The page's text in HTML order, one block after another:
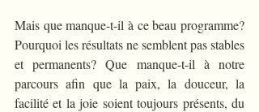
Mais que manque-t-il à ce beau programme?
Pourquoi les résultats ne semblent pas stables
et permanents? Que manque-t-il à notre
parcours afin que la paix, la douceur, la
facilité et la joie soient toujours présents, du